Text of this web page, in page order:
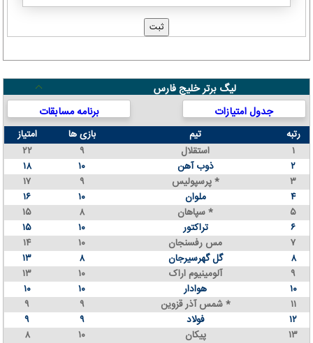
لیگ برتر خلیج فارس
جدول امتیازات
برنامه مسابقات
رتبه تیم بازی ها
امتیاز
۱
استقلال ۹
۲۲
۲
ذوب آهن ۱۰
۱۸
۳
پرسپولیس * ۹
۱۷
۴
ملوان ۱۰
۱۶
۵
سپاهان * ۸
۱۵
۶
تراکتور ۱۰
۱۵
۷
مس رفسنجان ۱۰
۱۴
۸
گل گهرسیرجان ۸
۱۳
۹
آلومینیوم اراک ۱۰
۱۳
۱۰
هوادار ۱۰
۱۰
۱۱
شمس آذر قزوین * ۹
۹
۱۲
فولاد ۹
۹
۱۳
پیکان ۱۰ ۸